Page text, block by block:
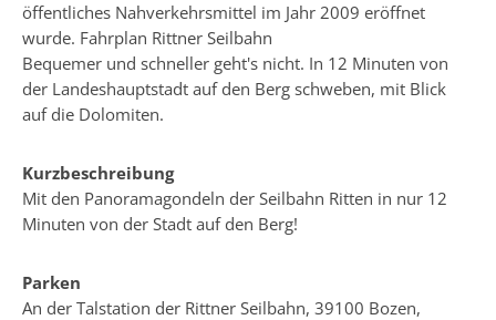
öffentliches Nahverkehrsmittel im Jahr 2009 eröffnet
wurde. Fahrplan Rittner Seilbahn
Bequemer und schneller geht's nicht. In 12 Minuten von
der Landeshauptstadt auf den Berg schweben, mit Blick
auf die Dolomiten.
Kurzbeschreibung
Mit den Panoramagondeln der Seilbahn Ritten in nur 12
Minuten von der Stadt auf den Berg!
Parken
An der Talstation der Rittner Seilbahn, 39100 Bozen,